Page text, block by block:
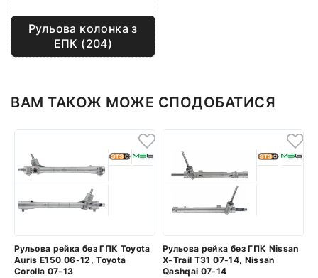
Рульова колонка з
ЕПК (204)
ВАМ ТАКОЖ МОЖЕ СПОДОБАТИСЯ
Рульова рейка без ГПК Toyota
Auris E150 06-12, Toyota
Corolla 07-13
Рульова рейка без ГПК Nissan
X-Trail T31 07-14, Nissan
Qashqai 07-14